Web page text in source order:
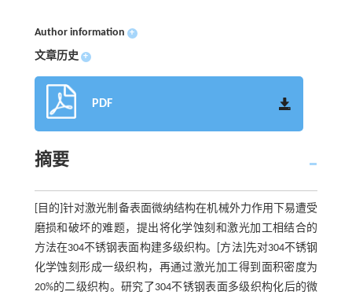
Author information +
文章历史 +
PDF
摘要
[目的]针对激光制备表面微纳结构在机械外力作用下易遭受
磨损和破坏的难题，提出将化学蚀刻和激光加工相结合的
方法在304不锈钢表面构建多级织构。[方法]先对304不锈钢
化学蚀刻形成一级织构，再通过激光加工得到面积密度为
20%的二级织构。研究了304不锈钢表面多级织构化后的微